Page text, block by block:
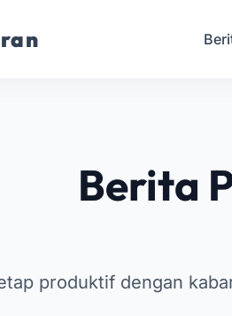
Berita
produktif dengan